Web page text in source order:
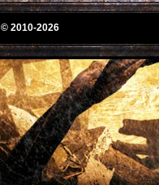
© 2010-2026